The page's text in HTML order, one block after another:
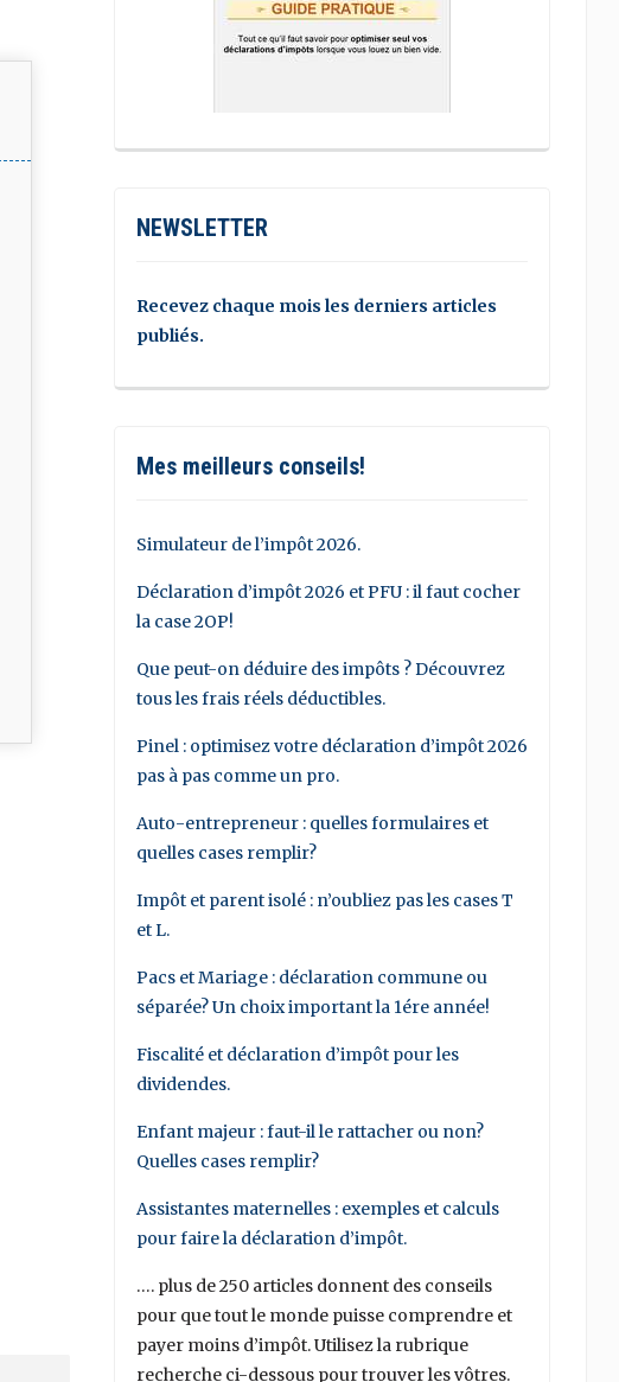
NEWSLETTER
Recevez chaque mois les derniers articles
publiés.
Mes meilleurs conseils!
Simulateur de l’impôt 2026.
Déclaration d’impôt 2026 et PFU : il faut cocher
la case 2OP!
Que peut-on déduire des impôts ? Découvrez
tous les frais réels déductibles.
Pinel : optimisez votre déclaration d’impôt 2026
pas à pas comme un pro.
Auto-entrepreneur : quelles formulaires et
quelles cases remplir?
Impôt et parent isolé : n’oubliez pas les cases T
et L.
Pacs et Mariage : déclaration commune ou
séparée? Un choix important la 1ére année!
Fiscalité et déclaration d’impôt pour les
dividendes.
Enfant majeur : faut-il le rattacher ou non?
Quelles cases remplir?
Assistantes maternelles : exemples et calculs
pour faire la déclaration d’impôt.
…. plus de 250 articles donnent des conseils
pour que tout le monde puisse comprendre et
payer moins d’impôt. Utilisez la rubrique
recherche ci-dessous pour trouver les vôtres.